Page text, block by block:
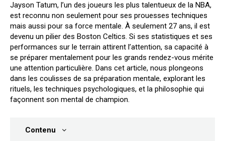
Jayson Tatum, l’un des joueurs les plus talentueux de la NBA,
est reconnu non seulement pour ses prouesses techniques
mais aussi pour sa force mentale. À seulement 27 ans, il est
devenu un pilier des Boston Celtics. Si ses statistiques et ses
performances sur le terrain attirent l’attention, sa capacité à
se préparer mentalement pour les grands rendez-vous mérite
une attention particulière. Dans cet article, nous plongeons
dans les coulisses de sa préparation mentale, explorant les
rituels, les techniques psychologiques, et la philosophie qui
façonnent son mental de champion.
Contenu